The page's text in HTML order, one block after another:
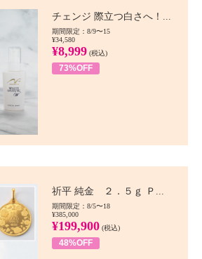
チェンジ 際立つ白さへ！...
期間限定：8/9〜15
¥34,580
¥8,999 (税込)
73%OFF
祈平 純金 ２．５ｇ Ｐ...
期間限定：8/5〜18
¥385,000
¥199,900 (税込)
48%OFF